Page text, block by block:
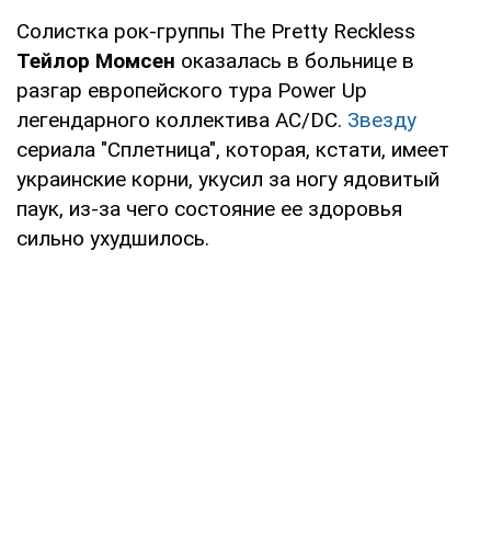
Солистка рок-группы The Pretty Reckless
Тейлор Момсен оказалась в больнице в
разгар европейского тура Power Up
легендарного коллектива AC/DC. Звезду
сериала "Сплетница", которая, кстати, имеет
украинские корни, укусил за ногу ядовитый
паук, из-за чего состояние ее здоровья
сильно ухудшилось.